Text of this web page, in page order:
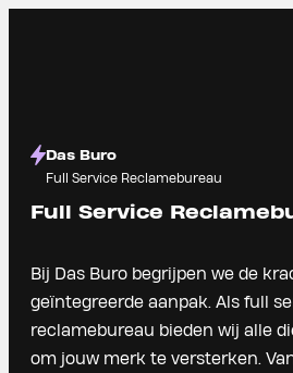
Das Buro
Full Service Reclamebureau
Full Service
Bij Das Buro begrijpen we de
geïntegreerde aanpak. Als full
reclamebureau bieden wij alle
om jouw merk te versterken.